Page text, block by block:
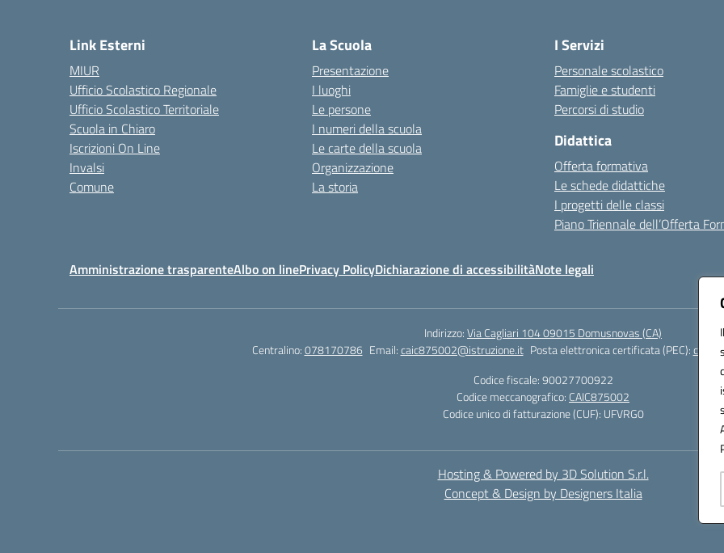
Link Esterni
MIUR
Ufficio Scolastico Regionale
Ufficio Scolastico Territoriale
Scuola in Chiaro
Iscrizioni On Line
Invalsi
Comune
La Scuola
Presentazione
I luoghi
Le persone
I numeri della scuola
Le carte della scuola
Organizzazione
La storia
I Servizi
Personale scolastico
Famiglie e studenti
Percorsi di studio
Didattica
Offerta formativa
Le schede didattiche
I progetti delle classi
Piano Triennale dell’Offerta
Amministrazione trasparenteAlbo on linePrivacy PolicyDichiarazione di accessibilitàNote legali
Indirizzo:Via Cagliari 104 09015 Domusnovas (CA)
Centralino:078170786 Email:caic875002@istruzione.it Posta elettronica certificata (PEC):
Codice fiscale: 90027700922
Codice meccanografico: CAIC875002
Codice unico di fatturazione (CUF): UFVRG0
Hosting & Powered by 3D Solution S.r.l.
Concept & Design by Designers Italia